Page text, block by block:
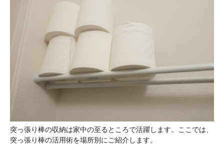
突っ張り棒の収納は家中の至るところで活躍します。ここでは、
突っ張り棒の活用術を場所別にご紹介します。